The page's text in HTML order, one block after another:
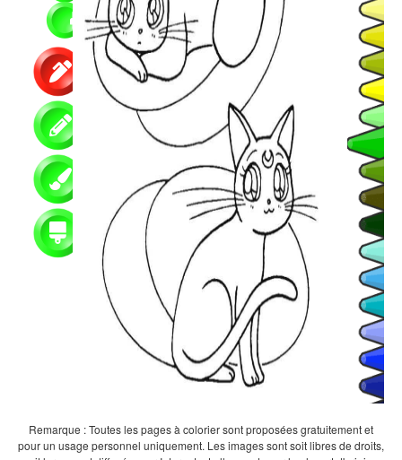
Remarque : Toutes les pages à colorier sont proposées gratuitement et
pour un usage personnel uniquement. Les images sont soit libres de droits,